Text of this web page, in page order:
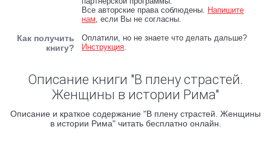
Все авторские права соблюдены. Напишите
нам, если Вы не согласны.
Как получить
книгу?
Оплатили, но не знаете что делать дальше?
Инструкция.
Описание книги "В плену страстей.
Женщины в истории Рима"
Описание и краткое содержание "В плену страстей. Женщины
в истории Рима" читать бесплатно онлайн.